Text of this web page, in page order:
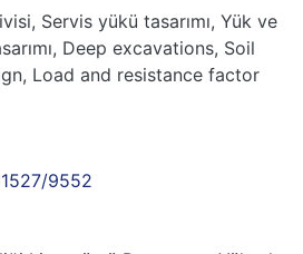
, Servis yükü tasarımı, Yük ve
, Deep excavations, Soil
, Load and resistance factor
9552